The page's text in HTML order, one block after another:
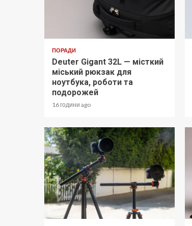
ПОРАДИ
Deuter Gigant 32L — місткий
міський рюкзак для
ноутбука, роботи та
подорожей
16 години ago